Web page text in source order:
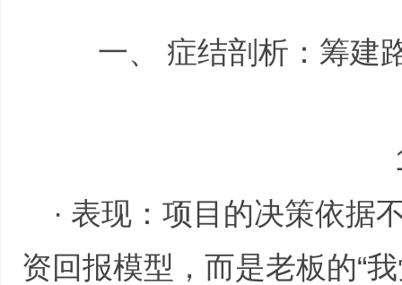
一、 症结剖析：筹建
· 表现：项目的决策依据
资回报模型，而是老板的“